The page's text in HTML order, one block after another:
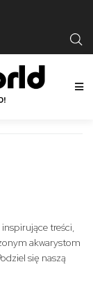
treści,
akwarystom
się naszą